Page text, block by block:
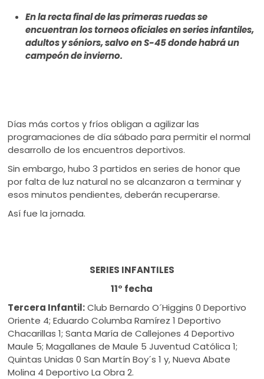
En la recta final de las primeras ruedas se
encuentran los torneos oficiales en series infantiles,
adultos y séniors, salvo en S-45 donde habrá un
campeón de invierno.
Días más cortos y fríos obligan a agilizar las
programaciones de día sábado para permitir el normal
desarrollo de los encuentros deportivos.
Sin embargo, hubo 3 partidos en series de honor que
por falta de luz natural no se alcanzaron a terminar y
esos minutos pendientes, deberán recuperarse.
Así fue la jornada.
SERIES INFANTILES
11° fecha
Tercera Infantil:Club Bernardo O´Higgins 0 Deportivo
Oriente 4; Eduardo Columba Ramírez 1 Deportivo
Chacarillas 1; Santa María de Callejones 4 Deportivo
Maule 5; Magallanes de Maule 5 Juventud Católica 1;
Quintas Unidas 0 San Martín Boy´s 1 y, Nueva Abate
Molina 4 Deportivo La Obra 2.